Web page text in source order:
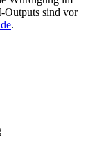
Outputs sind vor
.